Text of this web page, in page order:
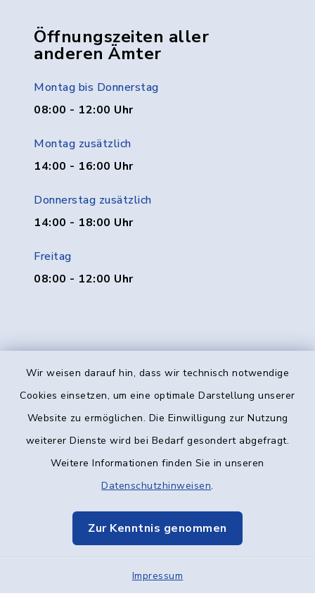
Wir weisen darauf hin, dass wir technisch notwendige
Cookies einsetzen, um eine optimale Darstellung unserer
Website zu ermöglichen. Die Einwilligung zur Nutzung
weiterer Dienste wird bei Bedarf gesondert abgefragt.
Weitere Informationen finden Sie in unseren
Datenschutzhinweisen.
Zur Kenntnis genommen
Impressum
Öffnungszeiten aller
anderen Ämter
Montag bis Donnerstag
08:00 - 12:00 Uhr
Montag zusätzlich
14:00 - 16:00 Uhr
Donnerstag zusätzlich
14:00 - 18:00 Uhr
Freitag
08:00 - 12:00 Uhr
Kontakt
Datenschutz
Elektronische Kommunikation
Sitemap